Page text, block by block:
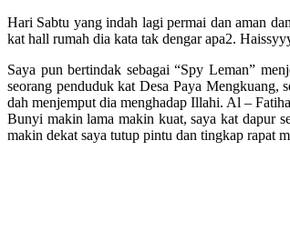
Hari Sabtu yang indah lagi permai dan aman
kat hall rumah dia kata tak dengar apa2.
Saya pun bertindak sebagai “Spy Leman”
seorang penduduk kat Desa Paya Mengkuang,
dah menjemput dia menghadap Illahi. Al –
Bunyi makin lama makin kuat, saya kat dapur
makin dekat saya tutup pintu dan tingkap rapat